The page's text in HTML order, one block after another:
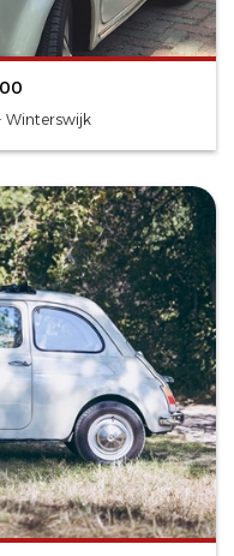
Winterswijk